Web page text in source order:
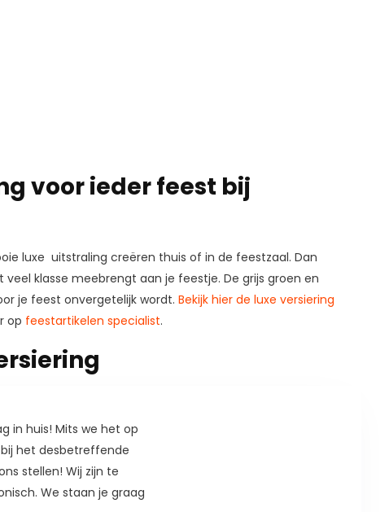
voor ieder feest bij
luxe uitstraling creëren thuis of in de feestzaal. Dan
klasse meebrengt aan je feestje. De grijs groen en
je feest onvergetelijk wordt. Bekijk hier de luxe versiering
op feestartikelen specialist.
in huis! Mits we het op
het desbetreffende
stellen! Wij zijn te
We staan je graag